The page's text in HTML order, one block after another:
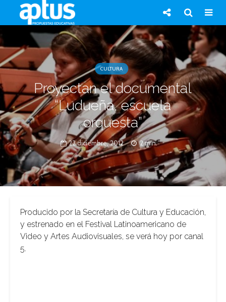
CULTURA
Proyectan el documental
“Ludueña, escuela
orquesta”
22 diciembre, 2012 2 min.
Producido por la Secretaría de Cultura y Educación,
y estrenado en el Festival Latinoamericano de
Video y Artes Audiovisuales, se verá hoy por canal
5.